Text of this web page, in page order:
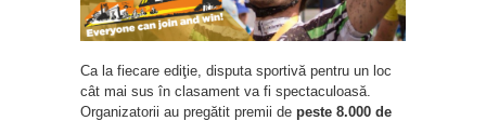
Ca la fiecare ediţie, disputa sportivă pentru un loc
cât mai sus în clasament va fi spectaculoasă.
Organizatorii au pregătit premii de peste 8.000 de